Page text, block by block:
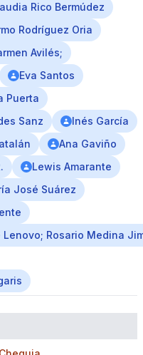
Rico Bermúdez
Rodríguez Oria
Avilés;
Eva Santos
Puerta
Sanz
Inés García
Ana Gaviño
Lewis Amarante
José Suárez
Rosario Medina